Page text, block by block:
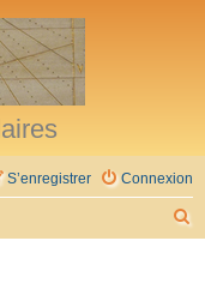
Connexion
S’enregistrer